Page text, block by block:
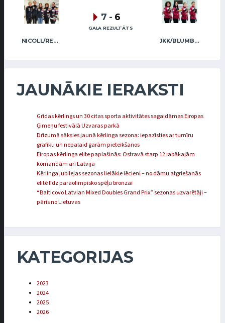
NICOLL/REGŽA JKK/BLUMBERGA-BĒRZIŅA
7 - 6
GALA REZULTĀTS
JAUNĀKIE IERAKSTI
Grīdas kērlings un 30 citas sporta aktivitātes sagaidāmas Eiropas
Ģimeņu festivālā Uzvaras parkā
Drīzumā sāksies jaunā kērlinga sezona: iepazīsties ar turnīru
grafiku un nepalaid garām pieteikšanos
Eiropas kērlinga elite paplašinās: Ostravā starp 12 labākajām
komandām arī Latvija
Kērlinga jubilejas sezonas lielākie lēcieni – no dāmu atgriešanās
elitē līdz paraolimpisko spēļu bronzai
“Balticovo Latvian Mixed Doubles Grand Prix” sezonas uzvarētāji –
pāris no Lietuvas
KATEGORIJAS
2023
2024
2025
2026